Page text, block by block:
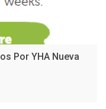
Por YHA Nueva